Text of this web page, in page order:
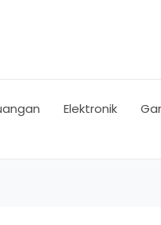
Elektronik